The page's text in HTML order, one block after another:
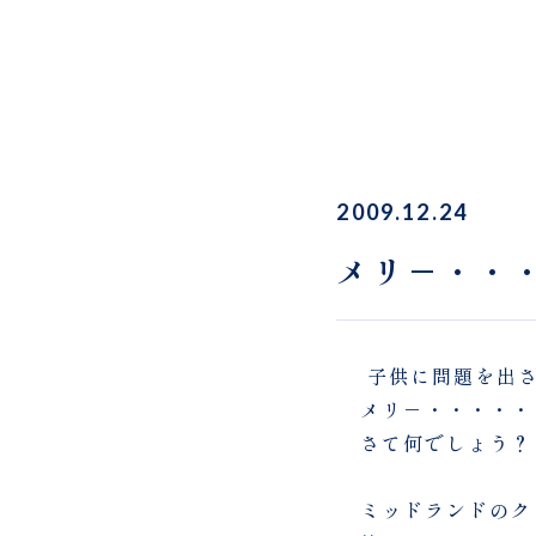
2009.12.24
メリ－・・
子供に問題を出
メリ－・・・・・
さて何でしょう？
ミッドランドの